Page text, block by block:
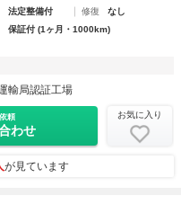
法定整備付 修復
なし
保証付 (1ヶ月・1000km)
輸局認証工場
頼
わせ
お気に入り
が見ています